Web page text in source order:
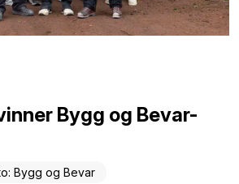
Bygg og Bevar-
Bygg og Bevar